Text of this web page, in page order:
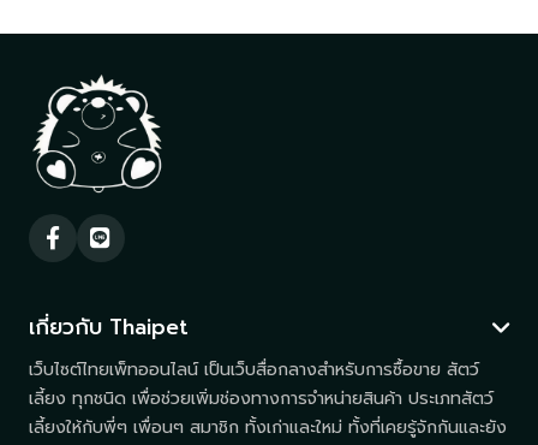
เกี่ยวกับ Thaipet
เว็บไซต์ไทยเพ็ทออนไลน์ เป็นเว็บสื่อกลางสำหรับการซื้อขาย สัตว์
เลี้ยง ทุกชนิด เพื่อช่วยเพิ่มช่องทางการจำหน่ายสินค้า ประเภทสัตว์
เลี้ยงให้กับพี่ๆ เพื่อนๆ สมาชิก ทั้งเก่าและใหม่ ทั้งที่เคยรู้จักกันและยัง